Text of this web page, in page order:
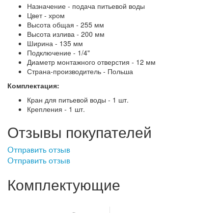
Назначение - подача питьевой воды
Цвет - хром
Высота общая - 255 мм
Высота излива - 200 мм
Ширина - 135 мм
Подключение - 1/4"
Диаметр монтажного отверстия - 12 мм
Страна-производитель - Польша
Комплектация:
Кран для питьевой воды - 1 шт.
Крепления - 1 шт.
Отзывы покупателей
Отправить отзыв
Отправить отзыв
Комплектующие